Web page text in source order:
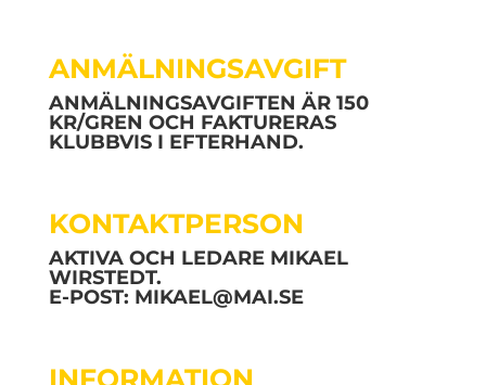
ANMÄLNINGSAVGIFT
ANMÄLNINGSAVGIFTEN ÄR 150
KR/GREN OCH FAKTURERAS
KLUBBVIS I EFTERHAND.
KONTAKTPERSON
AKTIVA OCH LEDARE MIKAEL
WIRSTEDT.
E-POST: MIKAEL@MAI.SE
INFORMATION